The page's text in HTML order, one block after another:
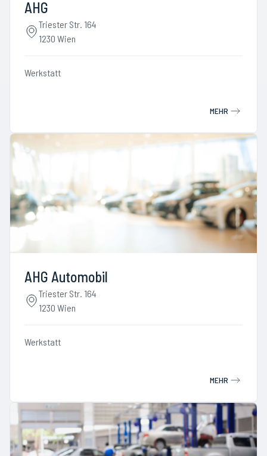
AHG
Triester Str. 164
1230 Wien
Werkstatt
MEHR
AHG Automobil
Triester Str. 164
1230 Wien
Werkstatt
MEHR